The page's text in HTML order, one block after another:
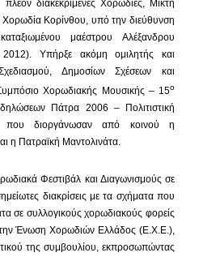
διακεκριμένες Χορωδίες, Μικτή
Κορίνθου, υπό την διεύθυνση
μαέστρου Αλέξανδρου
Υπήρξε ακόμη ομιλητής και
Δημοσίων Σχέσεων και
Χορωδιακής Μουσικής – 15ο
Πάτρα 2006 – Πολιτιστική
διοργάνωσαν από κοινού η
η Πατραϊκή Μαντολινάτα.
Φεστιβάλ και Διαγωνισμούς σε
διακρίσεις με τα σχήματα που
σε συλλογικούς χορωδιακούς φορείς
Ένωση Χορωδιών Ελλάδος (Ε.Χ.Ε.),
της συμβουλίου, εκπροσωπώντας